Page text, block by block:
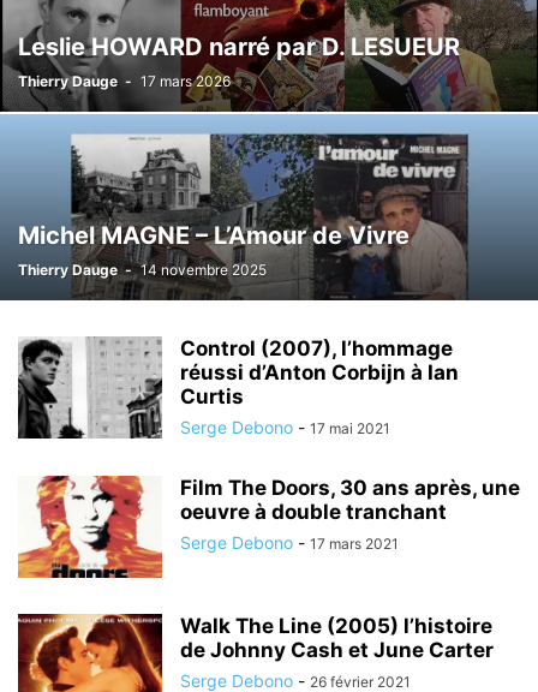
Leslie HOWARD narré par D. LESUEUR
Thierry Dauge - 17 mars 2026
Michel MAGNE – L’Amour de Vivre
Thierry Dauge - 14 novembre 2025
Control (2007), l’hommage
réussi d’Anton Corbijn à Ian
Curtis
Serge Debono - 17 mai 2021
Film The Doors, 30 ans après, une
oeuvre à double tranchant
Serge Debono - 17 mars 2021
Walk The Line (2005) l’histoire
de Johnny Cash et June Carter
Serge Debono - 26 février 2021